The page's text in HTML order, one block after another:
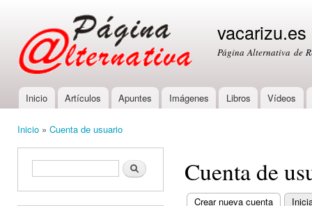
vacarizu.es
Página Alternativa de
Main menu
Inicio Artículos Apuntes Imágenes Libros Vídeos
Inicio » Cuenta de usuario
Formulario de búsquedaBuscar Cuenta de
Crear nueva cuenta (active